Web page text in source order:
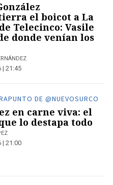
el boicot a La
Telecinco: Vasile
donde venían los
| 21:45
DE @NUEVOSURCO
en carne viva: el
lo destapa todo
| 21:00